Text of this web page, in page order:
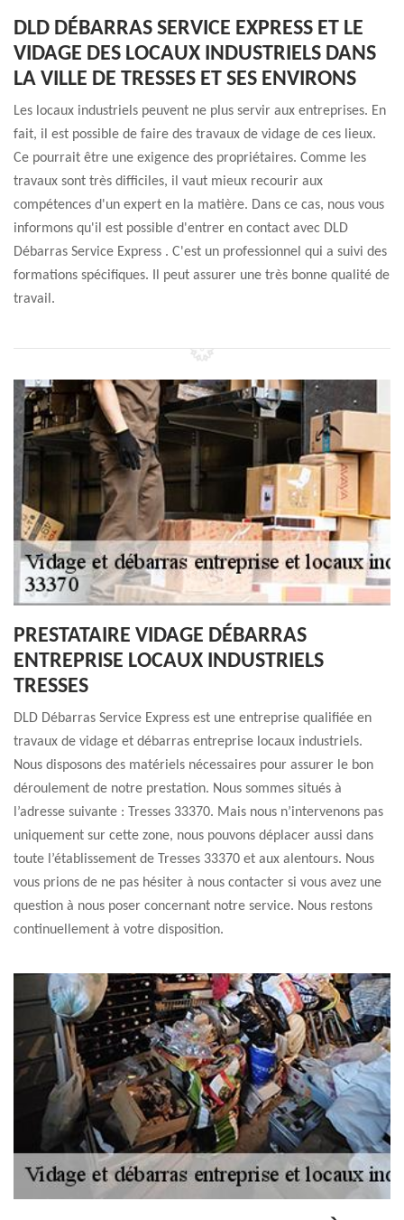
DLD DÉBARRAS SERVICE EXPRESS ET LE
VIDAGE DES LOCAUX INDUSTRIELS DANS
LA VILLE DE TRESSES ET SES ENVIRONS
Les locaux industriels peuvent ne plus servir aux entreprises. En
fait, il est possible de faire des travaux de vidage de ces lieux.
Ce pourrait être une exigence des propriétaires. Comme les
travaux sont très difficiles, il vaut mieux recourir aux
compétences d'un expert en la matière. Dans ce cas, nous vous
informons qu'il est possible d'entrer en contact avec DLD
Débarras Service Express . C'est un professionnel qui a suivi des
formations spécifiques. Il peut assurer une très bonne qualité de
travail.
PRESTATAIRE VIDAGE DÉBARRAS
ENTREPRISE LOCAUX INDUSTRIELS
TRESSES
DLD Débarras Service Express est une entreprise qualifiée en
travaux de vidage et débarras entreprise locaux industriels.
Nous disposons des matériels nécessaires pour assurer le bon
déroulement de notre prestation. Nous sommes situés à
l’adresse suivante : Tresses 33370. Mais nous n’intervenons pas
uniquement sur cette zone, nous pouvons déplacer aussi dans
toute l’établissement de Tresses 33370 et aux alentours. Nous
vous prions de ne pas hésiter à nous contacter si vous avez une
question à nous poser concernant notre service. Nous restons
continuellement à votre disposition.